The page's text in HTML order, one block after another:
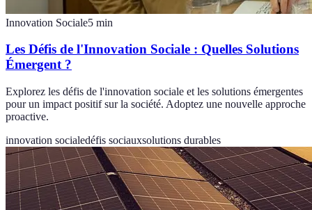
Innovation Sociale5 min
Les Défis de l'Innovation Sociale : Quelles Solutions
Émergent ?
Explorez les défis de l'innovation sociale et les solutions émergentes
pour un impact positif sur la société. Adoptez une nouvelle approche
proactive.
innovation socialedéfis sociauxsolutions durables